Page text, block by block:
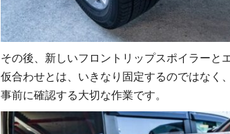
その後、新しいフロントリップスポイラーと
仮合わせとは、いきなり固定するのではなく
事前に確認する大切な作業です。